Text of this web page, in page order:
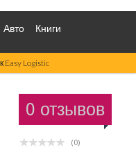
Авто Книги
Easy Logistic
0 отзывов
(0)